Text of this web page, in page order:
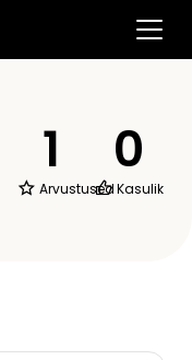
1
Arvustused
0
Kasulik